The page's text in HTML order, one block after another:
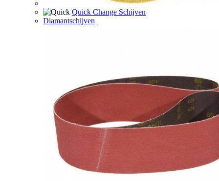
Quick Change Schijven
Diamantschijven